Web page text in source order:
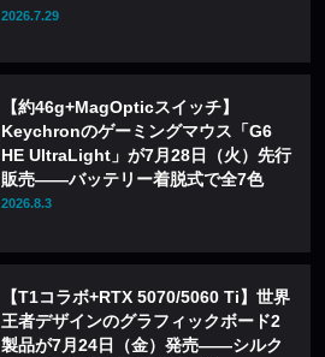
ザ化も
2026.7.29
【約46g+MagOpticスイッチ】
Keychronのゲーミングマウス「G6
HE UltraLight」が7月28日（火）先行
販売——バッテリー着脱式で全7色
2026.8.3
【T1コラボ+RTX 5070/5060 Ti】世界
王者デザインのグラフィックボード2
製品が7月24日（金）発売——シルク